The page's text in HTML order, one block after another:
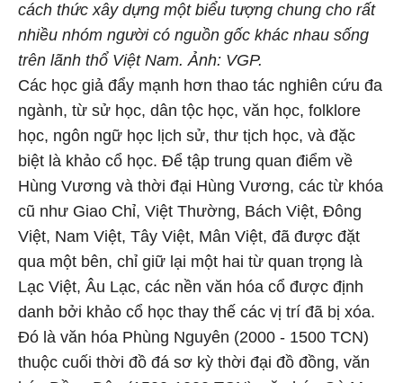
cách thức xây dựng một biểu tượng chung cho rất
nhiều nhóm người có nguồn gốc khác nhau sống
trên lãnh thổ Việt Nam. Ảnh: VGP.
Các học giả đẩy mạnh hơn thao tác nghiên cứu đa
ngành, từ sử học, dân tộc học, văn học, folklore
học, ngôn ngữ học lịch sử, thư tịch học, và đặc
biệt là khảo cổ học. Để tập trung quan điểm về
Hùng Vương và thời đại Hùng Vương, các từ khóa
cũ như Giao Chỉ, Việt Thường, Bách Việt, Đông
Việt, Nam Việt, Tây Việt, Mân Việt, đã được đặt
qua một bên, chỉ giữ lại một hai từ quan trọng là
Lạc Việt, Âu Lạc, các nền văn hóa cổ được định
danh bởi khảo cổ học thay thế các vị trí đã bị xóa.
Đó là văn hóa Phùng Nguyên (2000 - 1500 TCN)
thuộc cuối thời đồ đá sơ kỳ thời đại đồ đồng, văn